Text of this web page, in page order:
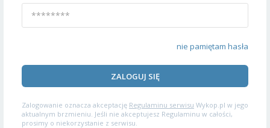
nie pamiętam hasła
ZALOGUJ SIĘ
Zalogowanie oznacza akceptację Regulaminu serwisu Wykop.pl w jego
aktualnym brzmieniu. Jeśli nie akceptujesz Regulaminu w całości,
prosimy o niekorzystanie z serwisu.